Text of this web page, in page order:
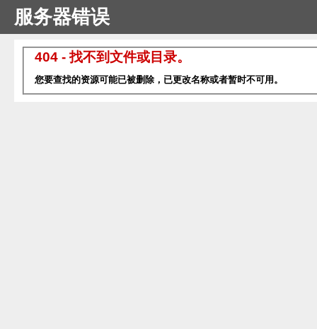
服务器错误
404 - 找不到文件或目录。
您要查找的资源可能已被删除，已更改名称或者暂时不可用。